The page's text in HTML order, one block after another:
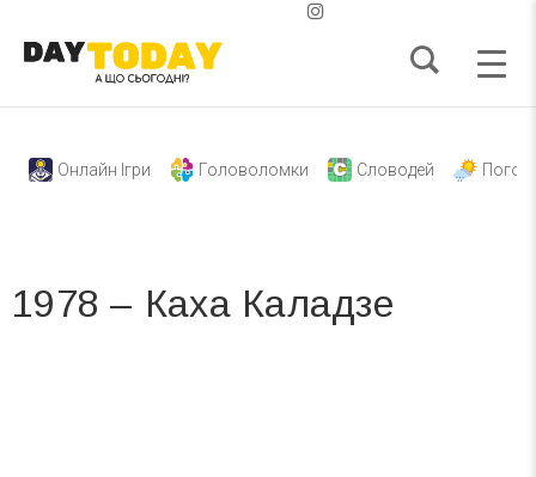
Онлайн Ігри Головоломки Словодей
1978 – Каха Каладзе